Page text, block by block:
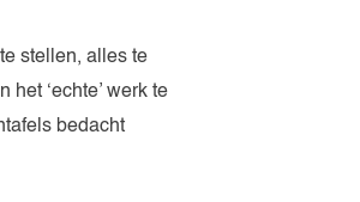
stellen, alles te
‘echte’ werk te
bedacht